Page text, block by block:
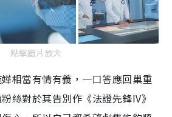
點擊圖片放大
相當有情有義，一口答應回巢重
絲對於其告別作《法證先鋒IV》